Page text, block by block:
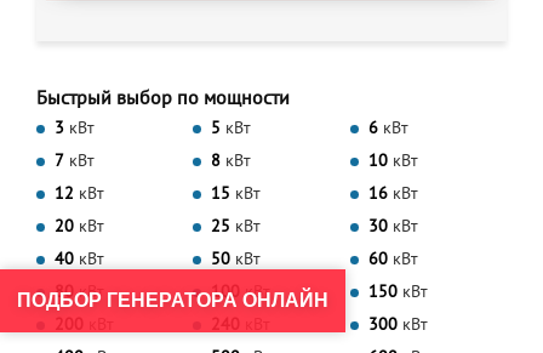
Быстрый выбор по мощности
3 кВт 5 кВт 6 кВт
7 кВт 8 кВт 10 кВт
12 кВт 15 кВт 16 кВт
20 кВт 25 кВт 30 кВт
40 кВт 50 кВт 60 кВт
80 кВт 100 кВт 150 кВт
200
240 300 кВт
ПОДБОР ГЕНЕРАТОРА ОНЛАЙН